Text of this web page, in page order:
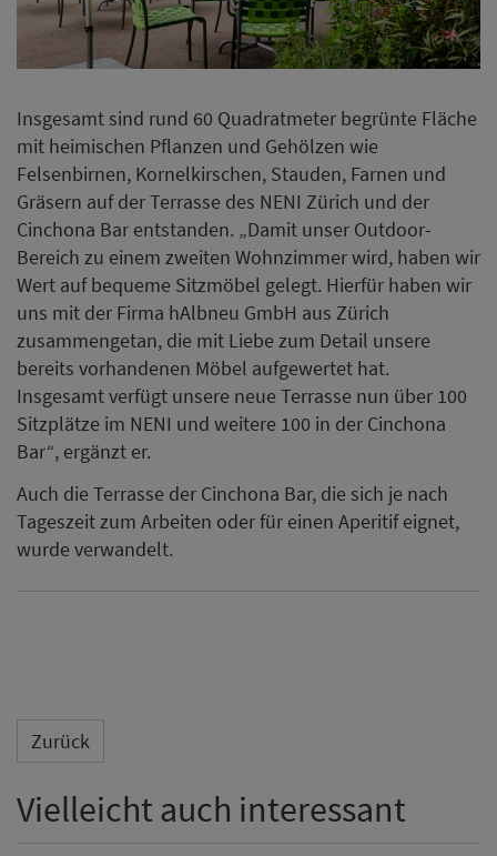
Insgesamt sind rund 60 Quadratmeter begrünte Fläche
mit heimischen Pflanzen und Gehölzen wie
Felsenbirnen, Kornelkirschen, Stauden, Farnen und
Gräsern auf der Terrasse des NENI Zürich und der
Cinchona Bar entstanden. „Damit unser Outdoor-
Bereich zu einem zweiten Wohnzimmer wird, haben wir
Wert auf bequeme Sitzmöbel gelegt. Hierfür haben wir
uns mit der Firma hAlbneu GmbH aus Zürich
zusammengetan, die mit Liebe zum Detail unsere
bereits vorhandenen Möbel aufgewertet hat.
Insgesamt verfügt unsere neue Terrasse nun über 100
Sitzplätze im NENI und weitere 100 in der Cinchona
Bar“, ergänzt er.
Auch die Terrasse der Cinchona Bar, die sich je nach
Tageszeit zum Arbeiten oder für einen Aperitif eignet,
wurde verwandelt.
Zurück
Vielleicht auch interessant